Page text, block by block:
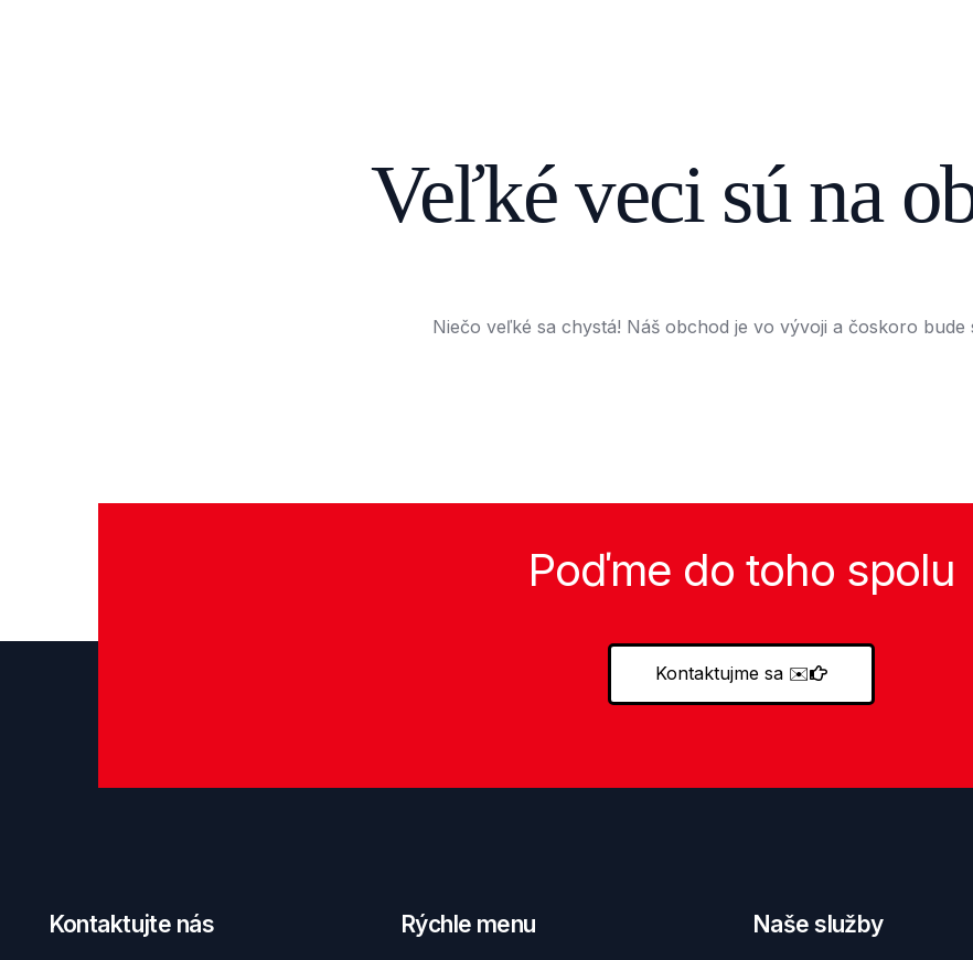
Veľké veci sú na
Niečo veľké sa chystá! Náš obchod je vo vývoji a čoskoro bude
Poďme do toho spolu
Kontaktujme sa ✉️
Kontaktujte nás Rýchle menu Naše služby